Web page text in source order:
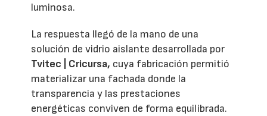
luminosa.
La respuesta llegó de la mano de una
solución de vidrio aislante desarrollada por
Tvitec | Cricursa, cuya fabricación permitió
materializar una fachada donde la
transparencia y las prestaciones
energéticas conviven de forma equilibrada.